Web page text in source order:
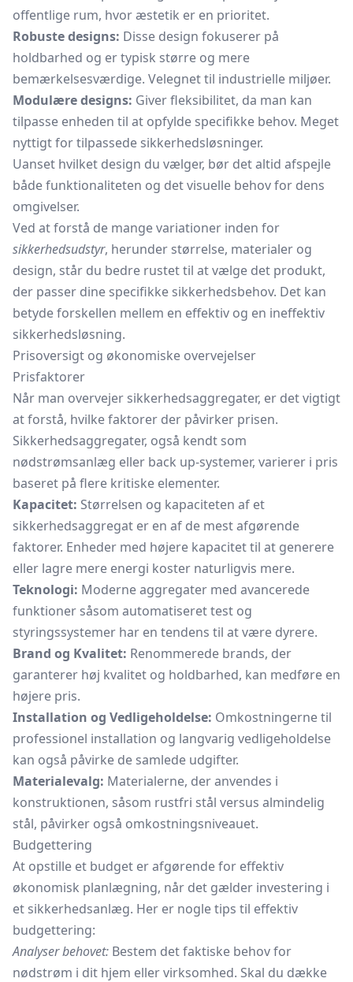
offentlige rum, hvor æstetik er en prioritet.
Robuste designs: Disse design fokuserer på
holdbarhed og er typisk større og mere
bemærkelsesværdige. Velegnet til industrielle miljøer.
Modulære designs: Giver fleksibilitet, da man kan
tilpasse enheden til at opfylde specifikke behov. Meget
nyttigt for tilpassede sikkerhedsløsninger.
Uanset hvilket design du vælger, bør det altid afspejle
både funktionaliteten og det visuelle behov for dens
omgivelser.
Ved at forstå de mange variationer inden for
sikkerhedsudstyr, herunder størrelse, materialer og
design, står du bedre rustet til at vælge det produkt,
der passer dine specifikke sikkerhedsbehov. Det kan
betyde forskellen mellem en effektiv og en ineffektiv
sikkerhedsløsning.
Prisoversigt og økonomiske overvejelser
Prisfaktorer
Når man overvejer sikkerhedsaggregater, er det vigtigt
at forstå, hvilke faktorer der påvirker prisen.
Sikkerhedsaggregater, også kendt som
nødstrømsanlæg eller back up-systemer, varierer i pris
baseret på flere kritiske elementer.
Kapacitet: Størrelsen og kapaciteten af et
sikkerhedsaggregat er en af de mest afgørende
faktorer. Enheder med højere kapacitet til at generere
eller lagre mere energi koster naturligvis mere.
Teknologi: Moderne aggregater med avancerede
funktioner såsom automatiseret test og
styringssystemer har en tendens til at være dyrere.
Brand og Kvalitet: Renommerede brands, der
garanterer høj kvalitet og holdbarhed, kan medføre en
højere pris.
Installation og Vedligeholdelse: Omkostningerne til
professionel installation og langvarig vedligeholdelse
kan også påvirke de samlede udgifter.
Materialevalg: Materialerne, der anvendes i
konstruktionen, såsom rustfri stål versus almindelig
stål, påvirker også omkostningsniveauet.
Budgettering
At opstille et budget er afgørende for effektiv
økonomisk planlægning, når det gælder investering i
et sikkerhedsanlæg. Her er nogle tips til effektiv
budgettering:
Analyser behovet: Bestem det faktiske behov for
nødstrøm i dit hjem eller virksomhed. Skal du dække